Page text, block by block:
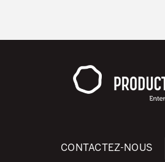
3P – Développement Produits/Process
CONTACTEZ-NOUS